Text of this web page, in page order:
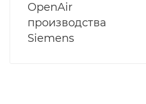
OpenAir
производства
Siemens